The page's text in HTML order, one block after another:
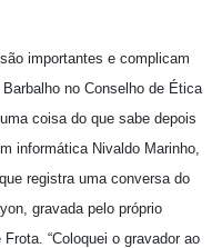
importantes e complicam
no Conselho de Ética
coisa do que sabe depois
informática Nivaldo Marinho,
registra uma conversa do
gravada pelo próprio
“Coloquei o gravador ao